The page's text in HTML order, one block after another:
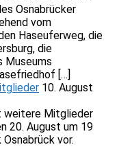
Osnabrücker
vom
Haseuferweg, die
die
Museums
[…]
10. August
weitere Mitglieder
20. August um 19
vor.